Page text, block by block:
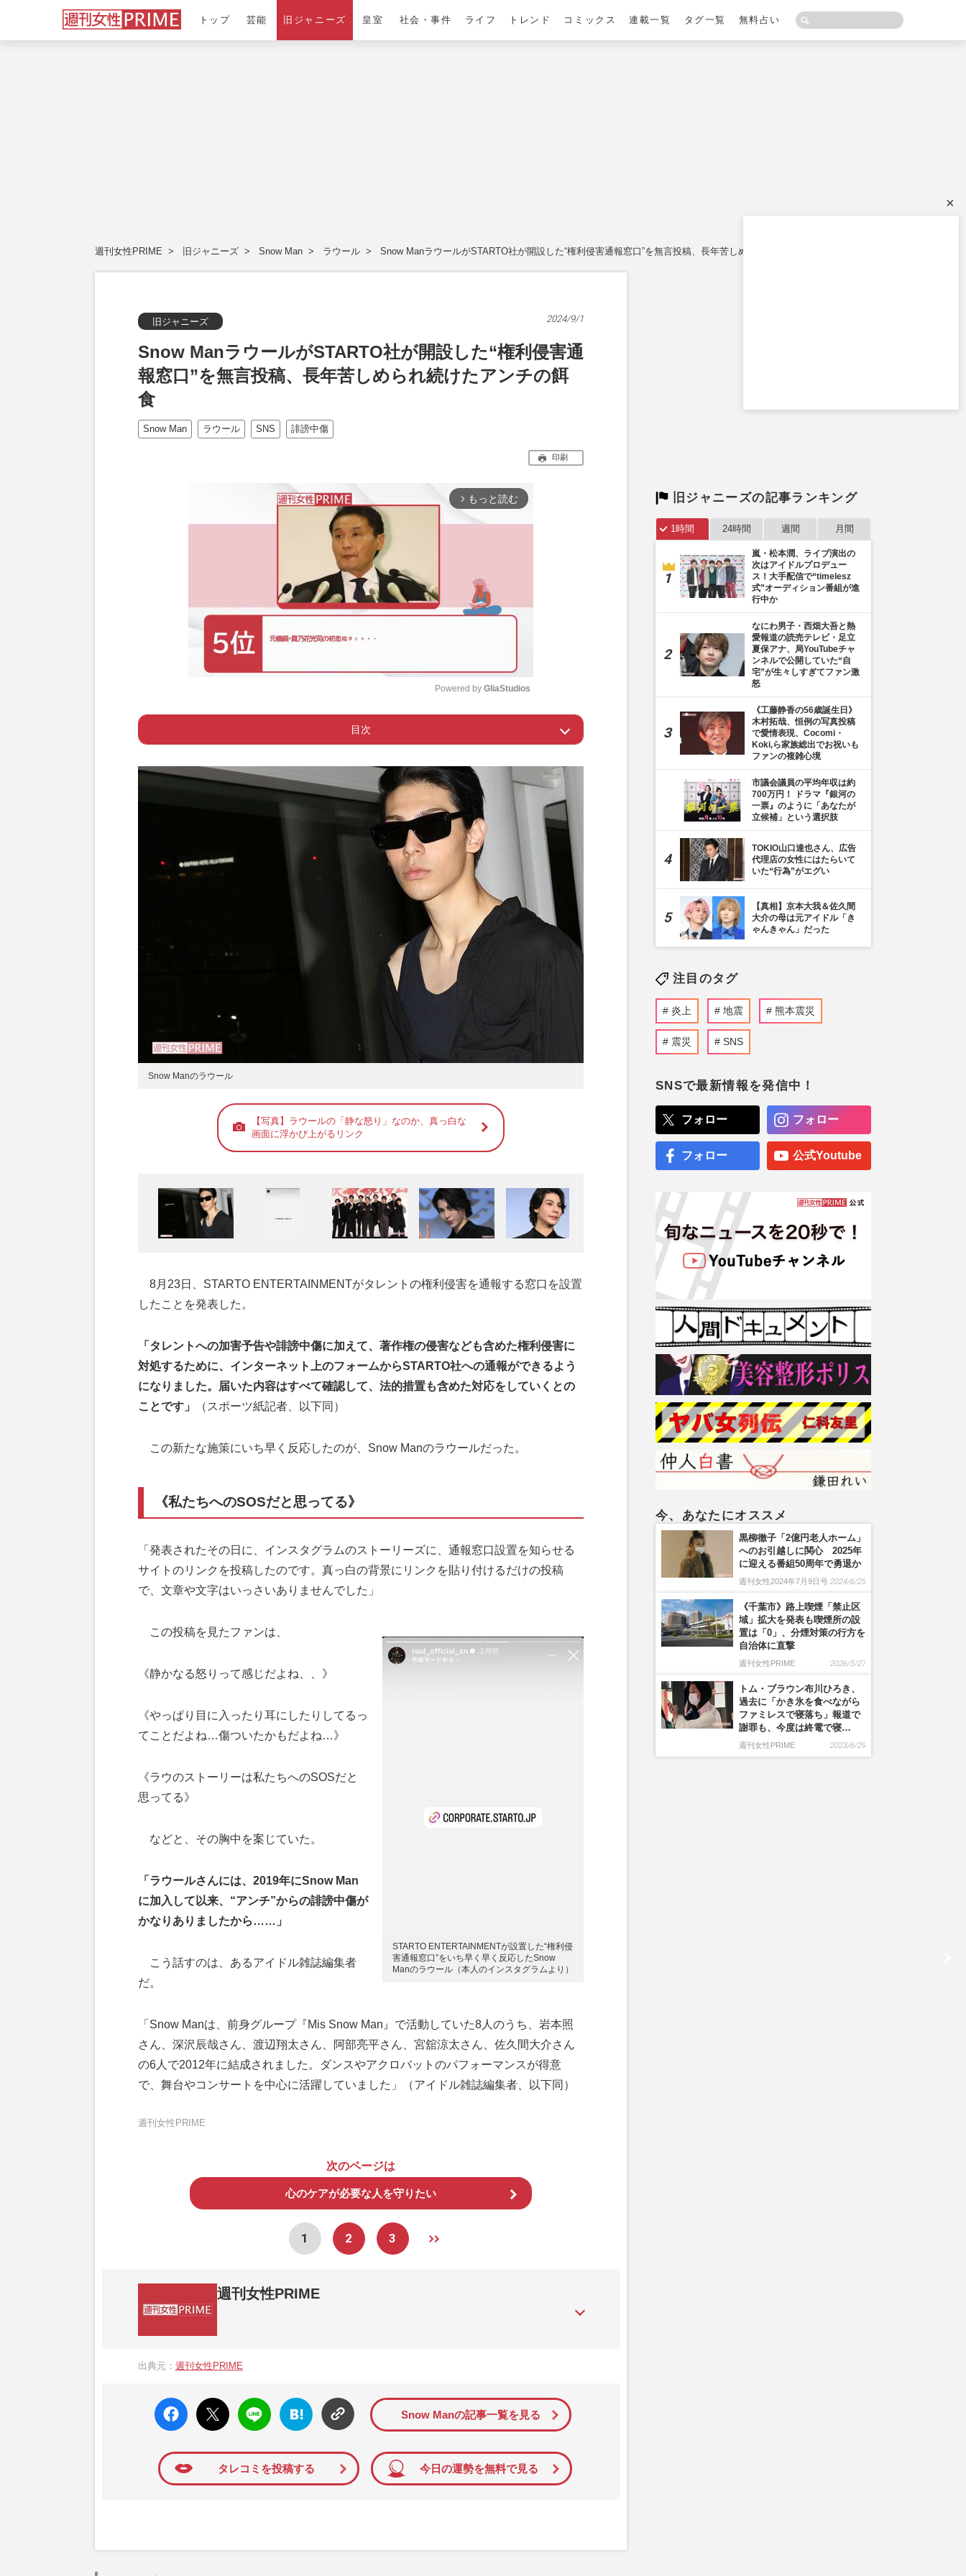
トップ 芸能 旧ジャニーズ 皇室 社会・事件 ライフ トレンド コミックス 連載一覧 タグ一覧 無料占い
週刊女性PRIME 旧ジャニーズ Snow Man ラウール Snow ManラウールがSTARTO社が開設した“権利侵害通報窓口”を無言投稿、長年苦しめられ続けたアンチの餌食
旧ジャニーズ 2024/9/1
Snow ManラウールがSTARTO社が開設した“権利侵害通
報窓口”を無言投稿、長年苦しめられ続けたアンチの餌
食
Snow Man ラウール SNS 誹謗中傷
印刷
arrow_forward_ios もっと読む
t
Powered by GliaStudios
目次
Page 1 ー 《私たちへのSOSだと思ってる》
Snow Manのラウール
【写真】ラウールの「静な怒り」なのか、真っ白な
画面に浮かび上がるリンク
8月23日、STARTO ENTERTAINMENTがタレントの権利侵害を通報する窓口を設置
したことを発表した。
「タレントへの加害予告や誹謗中傷に加えて、著作権の侵害なども含めた権利侵害に
対処するために、インターネット上のフォームからSTARTO社への通報ができるよう
になりました。届いた内容はすべて確認して、法的措置も含めた対応をしていくとの
ことです」
（スポーツ紙記者、以下同）
この新たな施策にいち早く反応したのが、Snow Manのラウールだった。
《私たちへのSOSだと思ってる》
「発表されたその日に、インスタグラムのストーリーズに、通報窓口設置を知らせる
サイトのリンクを投稿したのです。真っ白の背景にリンクを貼り付けるだけの投稿
で、文章や文字はいっさいありませんでした」
STARTO ENTERTAINMENTが設置した“権利侵
害通報窓口”をいち早く早く反応したSnow
Manのラウール（本人のインスタグラムより）
この投稿を見たファンは、
《静かなる怒りって感じだよね、、》
《やっぱり目に入ったり耳にしたりしてるっ
てことだよね…傷ついたかもだよね…》
《ラウのストーリーは私たちへのSOSだと
思ってる》
などと、その胸中を案じていた。
「ラウールさんには、2019年にSnow Man
に加入して以来、“アンチ”からの誹謗中傷が
かなりありましたから……」
こう話すのは、あるアイドル雑誌編集者
だ。
「Snow Manは、前身グループ『Mis Snow Man』で活動していた8人のうち、岩本照
さん、深沢辰哉さん、渡辺翔太さん、阿部亮平さん、宮舘涼太さん、佐久間大介さん
の6人で2012年に結成されました。ダンスやアクロバットのパフォーマンスが得意
で、舞台やコンサートを中心に活躍していました」（アイドル雑誌編集者、以下同）
週刊女性PRIME
次のページは
心のケアが必要な人を守りたい
1 2 3
週刊女性PRIME
か、女性週刊誌『週刊女性』の誌面に掲載された記事から、インターネット利用者層にとって特に関心の
出典元： 週刊女性PRIME
faceboo
k いい
ね
X ポス
ト
LINE
はてな
ブック
マーク
Snow Manの記事一覧を見る
タレコミを投稿する 今日の運勢を無料で見る
旧ジャニーズの記事ランキング
1時間 24時間 週間 月間
嵐・松本潤、ライブ演出の
次はアイドルプロデュー
ス！大手配信で“timelesz
式”オーディション番組が進
行中か
なにわ男子・西畑大吾と熱
愛報道の読売テレビ・足立
夏保アナ、局YouTubeチャ
ンネルで公開していた“自
宅”が生々しすぎてファン激
怒
《工藤静香の56歳誕生日》
木村拓哉、恒例の写真投稿
で愛情表現、Cocomi・
Koki,ら家族総出でお祝いも
ファンの複雑心境
市議会議員の平均年収は約
700万円！ ドラマ『銀河の
一票』のように「あなたが
立候補」という選択肢
TOKIO山口達也さん、広告
代理店の女性にはたらいて
いた“行為”がエグい
【真相】京本大我＆佐久間
大介の母は元アイドル「き
ゃんきゃん」だった
注目のタグ
炎上 地震 熊本震災
震災 SNS
SNSで最新情報を発信中！
フォロー フォロー
フォロー 公式Youtube
今、あなたにオススメ
黒柳徹子「2億円老人ホーム」
へのお引越しに関心 2025年
に迎える番組50周年で勇退か
週刊女性2024年7月9日号 2024/6/25
《千葉市》路上喫煙「禁止区
域」拡大を発表も喫煙所の設
置は「0」、分煙対策の行方を
自治体に直撃
週刊女性PRIME 2026/5/27
トム・ブラウン布川ひろき、
過去に「かき氷を食べながら
ファミレスで寝落ち」報道で
謝罪も、今度は終電で寝…
週刊女性PRIME 2023/6/29
×